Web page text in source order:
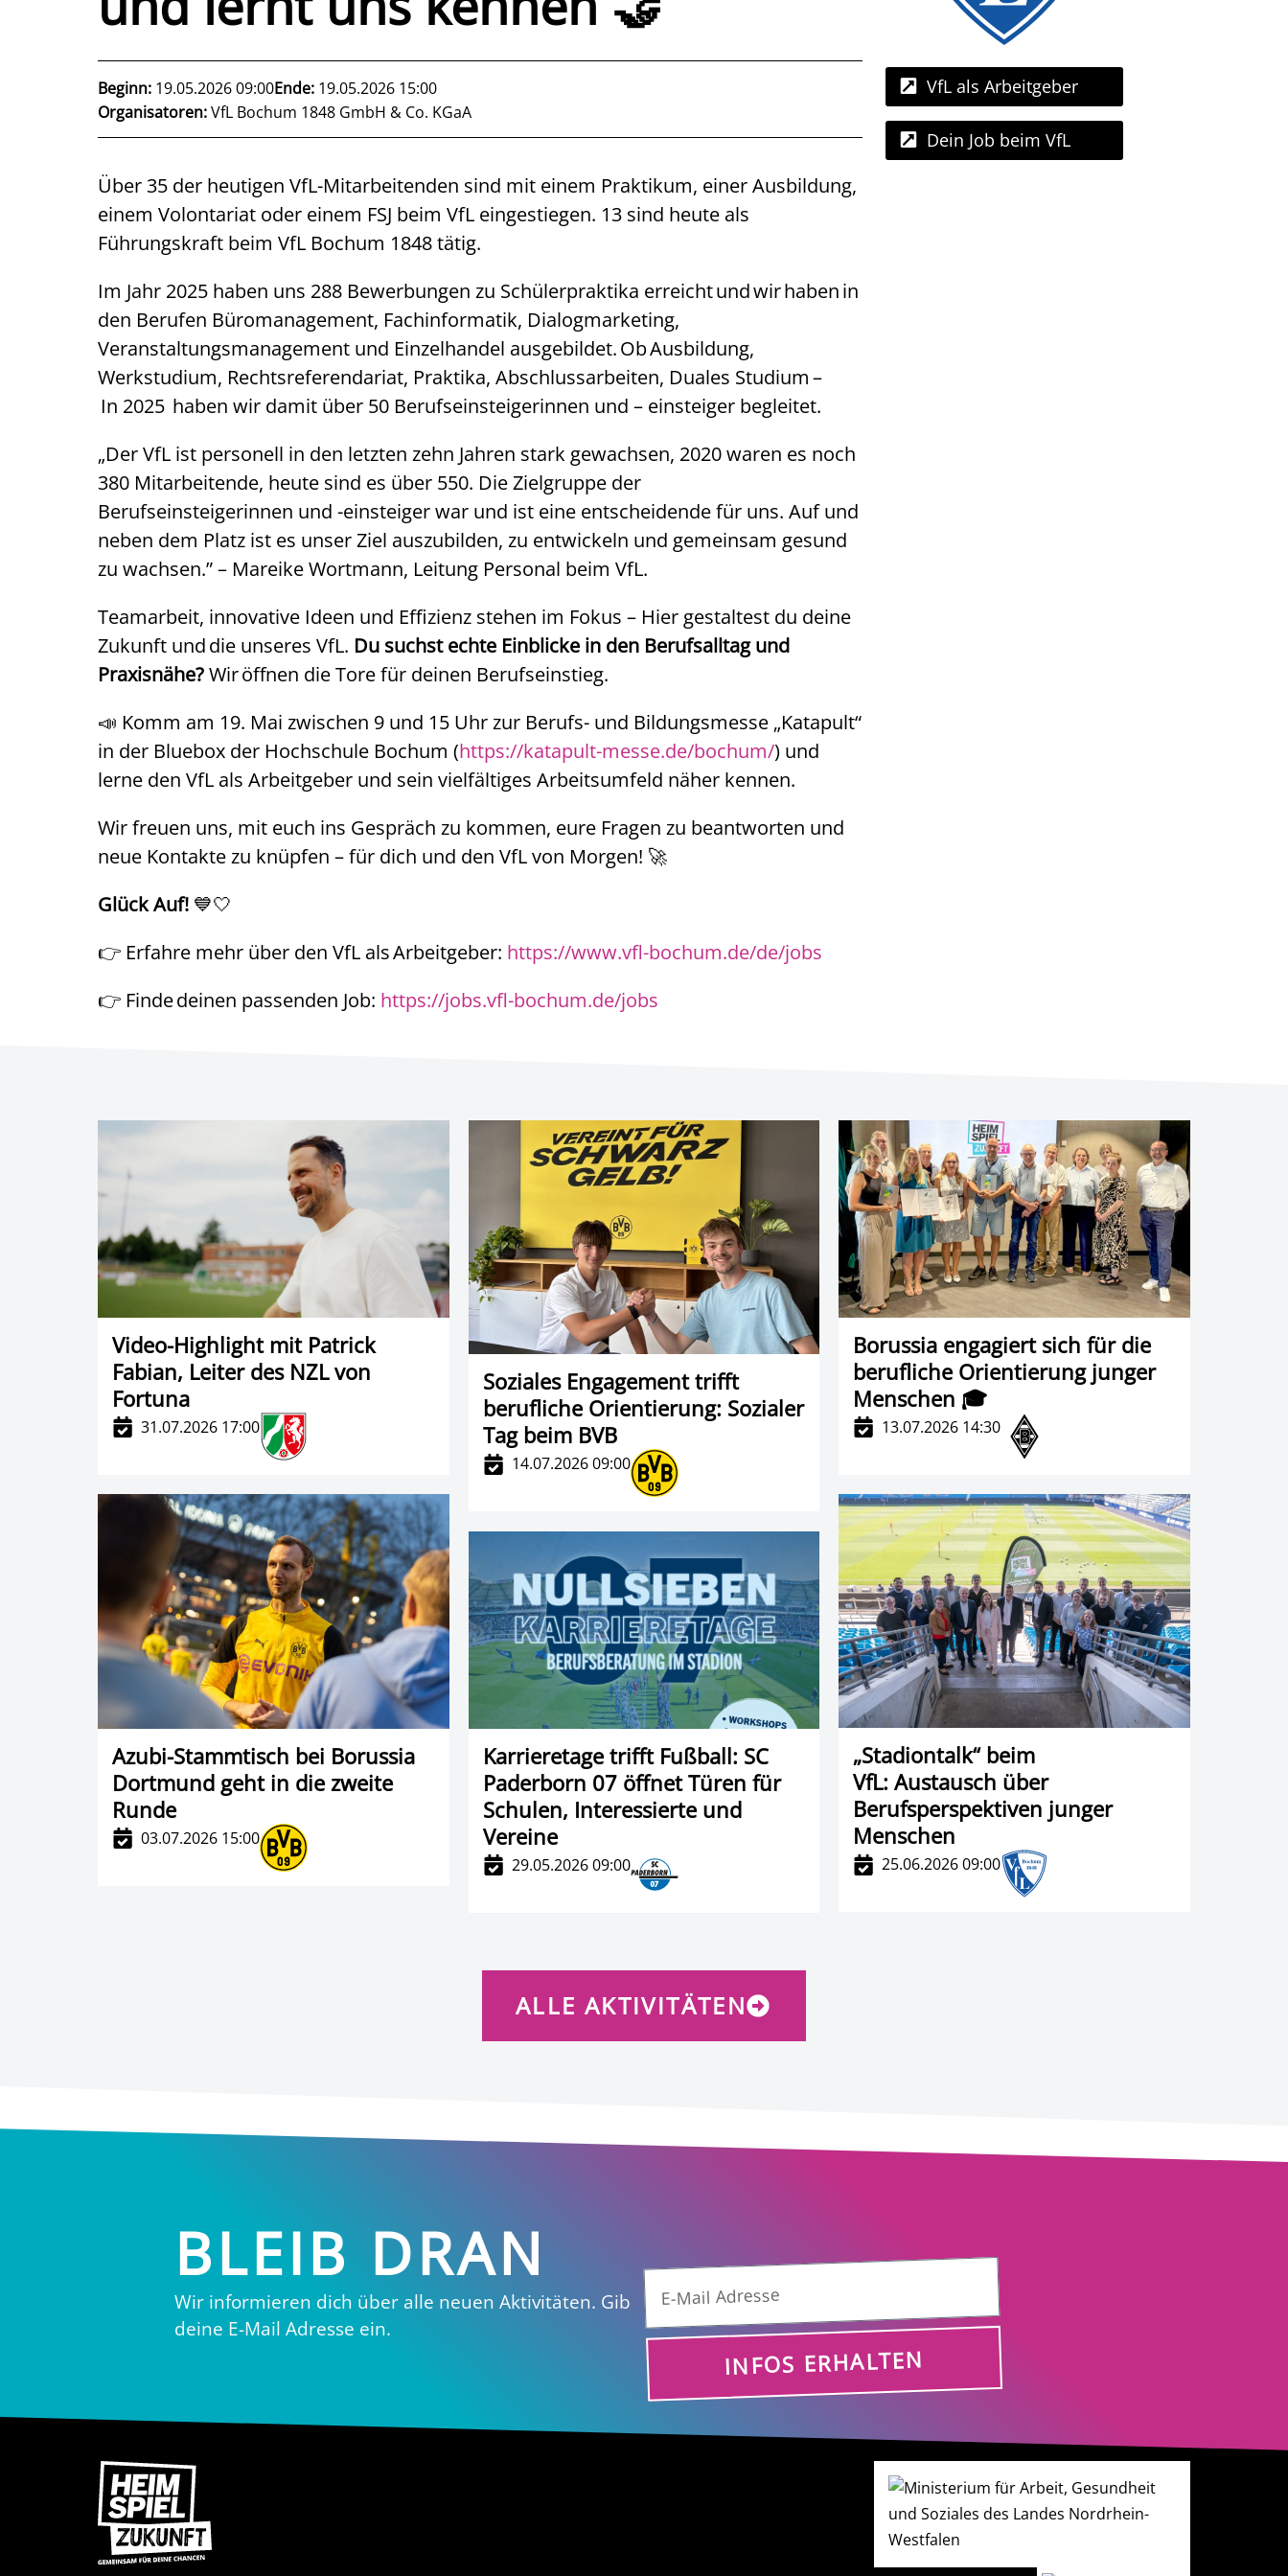
Beginn: 19.05.2026 09:00Ende: 19.05.2026 15:00
Organisatoren:VfL Bochum 1848 GmbH & Co. KGaA
Über 35 der heutigen VfL-Mitarbeitenden sind mit einem Praktikum, einer Ausbildung,
einem Volontariat oder einem FSJ beim VfL eingestiegen. 13 sind heute als
Führungskraft beim VfL Bochum 1848 tätig.
Im Jahr 2025 haben uns 288 Bewerbungen zu Schülerpraktika erreicht und wir haben in
den Berufen Büromanagement, Fachinformatik, Dialogmarketing,
Veranstaltungsmanagement und Einzelhandel ausgebildet. Ob Ausbildung,
Werkstudium, Rechtsreferendariat, Praktika, Abschlussarbeiten, Duales Studium –
In 2025 haben wir damit über 50 Berufseinsteigerinnen und – einsteiger begleitet.
„Der VfL ist personell in den letzten zehn Jahren stark gewachsen, 2020 waren es noch
380 Mitarbeitende, heute sind es über 550. Die Zielgruppe der
Berufseinsteigerinnen und -einsteiger war und ist eine entscheidende für uns. Auf und
neben dem Platz ist es unser Ziel auszubilden, zu entwickeln und gemeinsam gesund
zu wachsen.” – Mareike Wortmann, Leitung Personal beim VfL.
Teamarbeit, innovative Ideen und Effizienz stehen im Fokus – Hier gestaltest du deine
Zukunft und die unseres VfL. Du suchst echte Einblicke in den Berufsalltag und
Praxisnähe?Wir öffnen die Tore für deinen Berufseinstieg.
📣 Komm am 19. Mai zwischen 9 und 15 Uhr zur Berufs- und Bildungsmesse „Katapult“
in der Bluebox der Hochschule Bochum (https://katapult-messe.de/bochum/) und
lerne den VfL als Arbeitgeber und sein vielfältiges Arbeitsumfeld näher kennen.
Wir freuen uns, mit euch ins Gespräch zu kommen, eure Fragen zu beantworten und
neue Kontakte zu knüpfen – für dich und den VfL von Morgen! 🚀
Glück Auf! 💙🤍
👉 Erfahre mehr über den VfL als Arbeitgeber: https://www.vfl-bochum.de/de/jobs
👉 Finde deinen passenden Job: https://jobs.vfl-bochum.de/jobs
VfL als Arbeitgeber
Dein Job beim VfL
Video-Highlight mit Patrick
Fabian, Leiter des NZL von
Fortuna
31.07.2026 17:00
Soziales Engagement trifft
berufliche Orientierung: Sozialer
Tag beim BVB
14.07.2026 09:00
Borussia engagiert sich für die
berufliche Orientierung junger
Menschen 🎓
13.07.2026 14:30
Azubi-Stammtisch bei Borussia
Dortmund geht in die zweite
Runde
03.07.2026 15:00
„Stadiontalk“ beim
VfL: Austausch über
Berufsperspektiven junger
Menschen
25.06.2026 09:00
Karrieretage trifft Fußball: SC
Paderborn 07 öffnet Türen für
Schulen, Interessierte und
Vereine
29.05.2026 09:00
ALLE AKTIVITÄTEN
BLEIB DRAN
Wir informieren dich über alle neuen Aktivitäten. Gib
deine E-Mail Adresse ein.
INFOS ERHALTEN